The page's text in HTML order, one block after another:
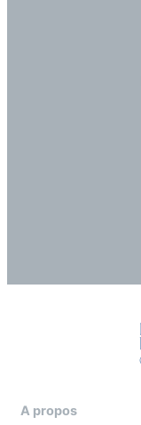
A propos